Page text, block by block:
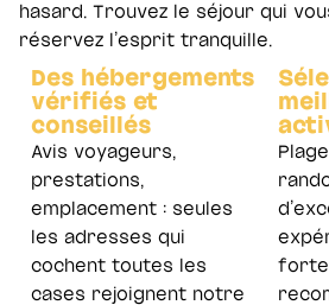
hasard. Trouvez le séjour qui
réservez l’esprit tranquille.
Des hébergements
vérifiés et
conseillés
Avis voyageurs,
prestations,
emplacement : seules
les adresses qui
cochent toutes les
cases rejoignent notre